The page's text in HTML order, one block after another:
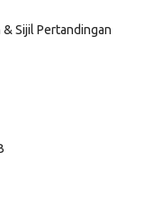
& Sijil Pertandingan